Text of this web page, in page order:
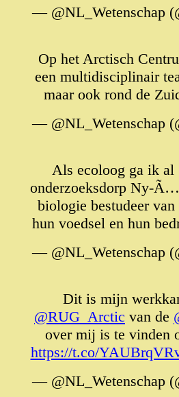
— @NL_Wetenschap
Op het Arctisch
een multidisciplinair
maar ook rond de
— @NL_Wetenschap
Als ecoloog ga ik al
onderzoeksdorp Ny-
biologie bestudeer van
hun voedsel en hun
— @NL_Wetenschap
Dit is mijn
@RUG_Arctic van de
over mij is te vinden
https://t.co/
— @NL_Wetenschap